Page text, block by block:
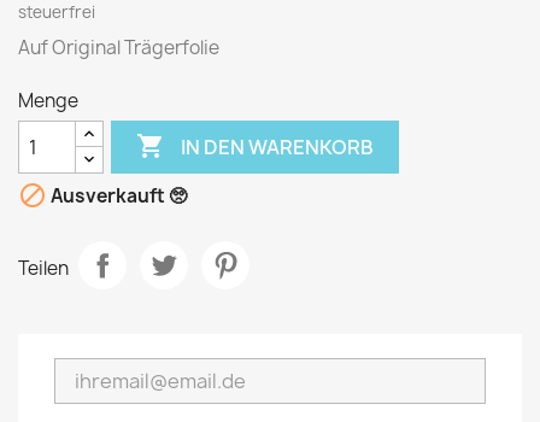
steuerfrei
Auf Original Trägerfolie
Menge
 IN DEN WARENKORB
 Ausverkauft 🥺
Teilen